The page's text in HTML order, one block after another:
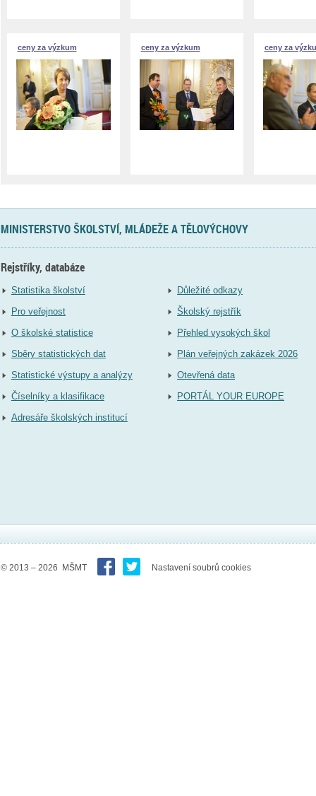
ceny za výzkum ceny za výzkum ceny za
MINISTERSTVO ŠKOLSTVÍ, MLÁDEŽE A TĚLOVÝCHOVY
Rejstříky, databáze
Statistika školství
Pro veřejnost
O školské statistice
Sběry statistických dat
Statistické výstupy a analýzy
Číselníky a klasifikace
Adresáře školských institucí
Důležité odkazy
Školský rejstřík
Přehled vysokých škol
Plán veřejných zakázek 2026
Otevřená data
PORTÁL YOUR EUROPE
© 2013 – 2026 MŠMT Nastavení soubrů cookies